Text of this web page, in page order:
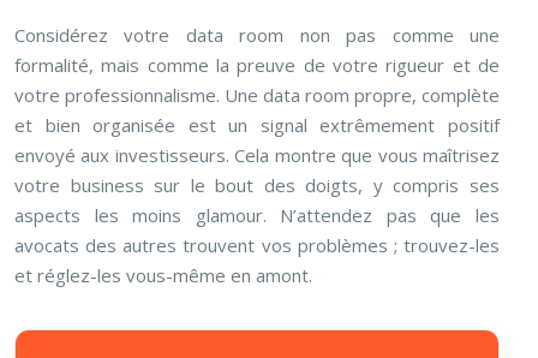
Considérez votre data room non pas comme une
formalité, mais comme la preuve de votre rigueur et de
votre professionnalisme. Une data room propre, complète
et bien organisée est un signal extrêmement positif
envoyé aux investisseurs. Cela montre que vous maîtrisez
votre business sur le bout des doigts, y compris ses
aspects les moins glamour. N’attendez pas que les
avocats des autres trouvent vos problèmes ; trouvez-les
et réglez-les vous-même en amont.